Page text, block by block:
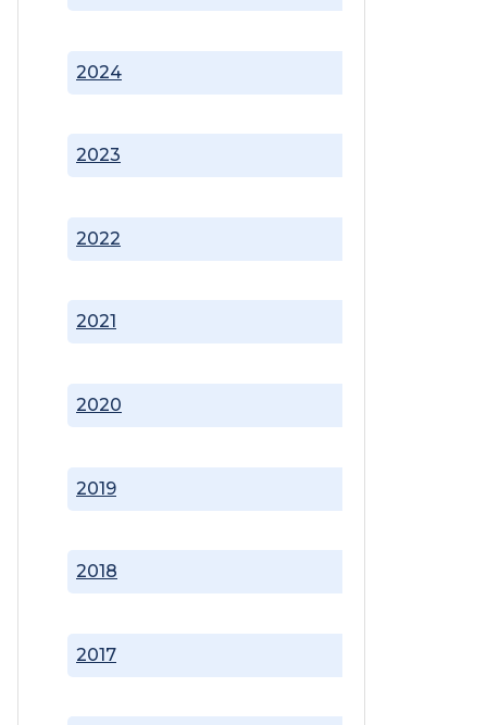
2017
2018
2019
2020
2021
2022
2023
2024